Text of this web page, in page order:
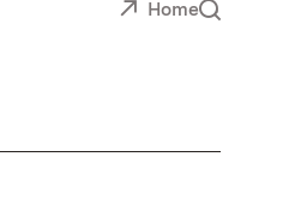
Home